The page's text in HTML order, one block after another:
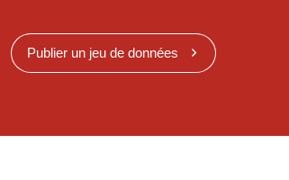
Publier un jeu de données